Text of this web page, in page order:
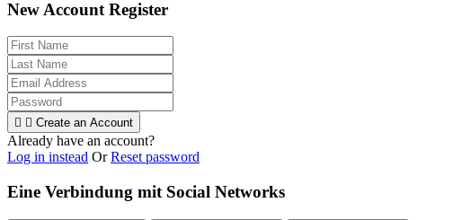
New Account Register
  Create an Account
Already have an account?
Log in instead OrReset password
Eine Verbindung mit Social Networks